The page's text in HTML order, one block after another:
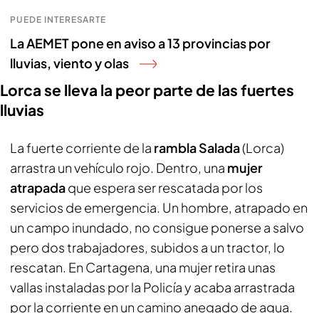
PUEDE INTERESARTE
La AEMET pone en aviso a 13 provincias por
lluvias, viento y olas
Lorca se lleva la peor parte de las fuertes
lluvias
La fuerte corriente de la rambla Salada(Lorca)
arrastra un vehículo rojo. Dentro, una mujer
atrapadaque espera ser rescatada por los
servicios de emergencia. Un hombre, atrapado en
un campo inundado, no consigue ponerse a salvo
pero dos trabajadores, subidos a un tractor, lo
rescatan. En Cartagena, una mujer retira unas
vallas instaladas por la Policía y acaba arrastrada
por la corriente en un camino anegado de agua.